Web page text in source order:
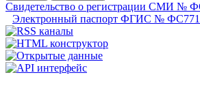
Свидетельство о регистрации СМИ №
Электронный паспорт ФГИС №